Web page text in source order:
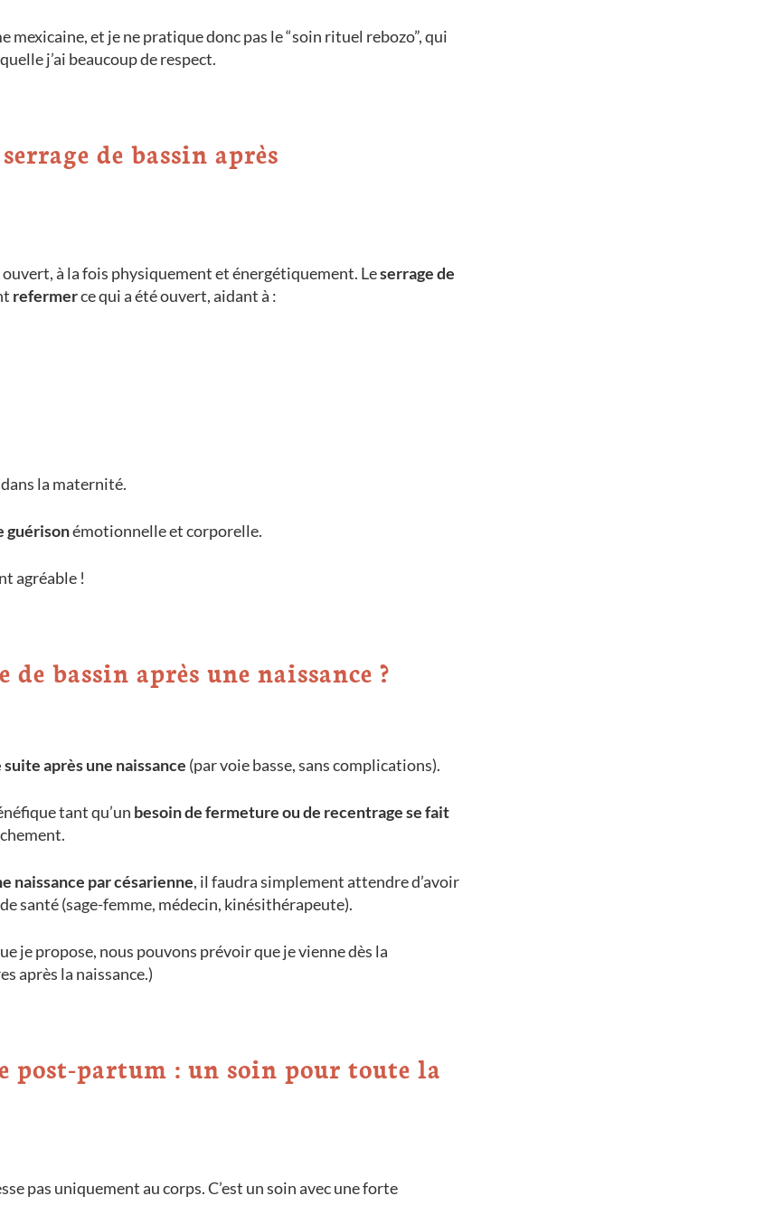
mexicaine, et je ne pratique donc pas le “soin rituel rebozo”, qui
j’ai beaucoup de respect.
de bassin après
à la fois physiquement et énergétiquement. Leserrage de
refermerce qui a été ouvert, aidant à :
la maternité.
guérisonémotionnelle et corporelle.
agréable !
bassin après une naissance ?
après une naissance (par voie basse, sans complications).
tant qu’un besoin de fermeture ou de recentrage se fait
naissance par césarienne, il faudra simplement attendre d’avoir
santé (sage-femme, médecin, kinésithérapeute).
je propose, nous pouvons prévoir que je vienne dès la
après la naissance.)
post-partum : un soin pour toute la
pas uniquement au corps. C’est un soin avec une forte